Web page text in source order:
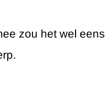
zou het wel